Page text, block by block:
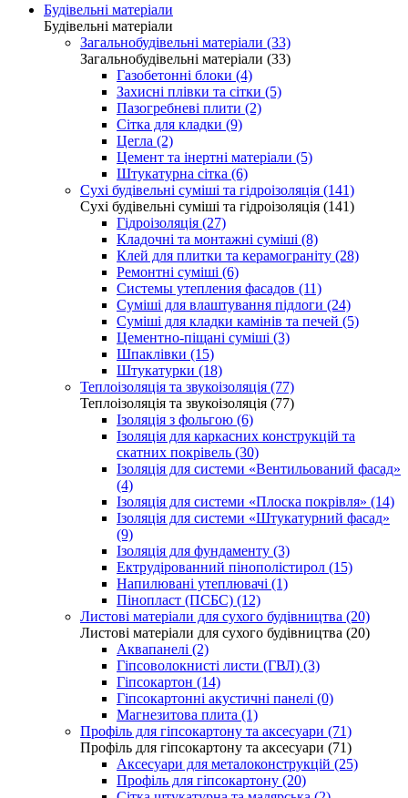
Будівельні матеріали
Будівельні матеріали
Загальнобудівельні матеріали (33)
Загальнобудівельні матеріали (33)
Газобетонні блоки (4)
Захисні плівки та сітки (5)
Пазогребневі плити (2)
Сітка для кладки (9)
Цегла (2)
Цемент та інертні матеріали (5)
Штукатурна сітка (6)
Сухі будівельні суміші та гідроізоляція (141)
Сухі будівельні суміші та гідроізоляція (141)
Гідроізоляція (27)
Кладочні та монтажні суміші (8)
Клей для плитки та керамограніту (28)
Ремонтні суміші (6)
Системы утепления фасадов (11)
Суміші для влаштування підлоги (24)
Суміші для кладки камінів та печей (5)
Цементно-піщані суміші (3)
Шпаклівки (15)
Штукатурки (18)
Теплоізоляція та звукоізоляція (77)
Теплоізоляція та звукоізоляція (77)
Ізоляція з фольгою (6)
Ізоляція для каркасних конструкцій та
скатних покрівель (30)
Ізоляція для системи «Вентильований фасад»
(4)
Ізоляція для системи «Плоска покрівля» (14)
Ізоляція для системи «Штукатурний фасад»
(9)
Ізоляція для фундаменту (3)
Ектрудірованний пінополістирол (15)
Напилювані утеплювачі (1)
Пінопласт (ПСБС) (12)
Листові матеріали для сухого будівництва (20)
Листові матеріали для сухого будівництва (20)
Аквапанелі (2)
Гіпсоволокнисті листи (ГВЛ) (3)
Гіпсокартон (14)
Гіпсокартонні акустичні панелі (0)
Магнезитова плита (1)
Профіль для гіпсокартону та аксесуари (71)
Профіль для гіпсокартону та аксесуари (71)
Аксесуари для металоконструкцій (25)
Профіль для гіпсокартону (20)